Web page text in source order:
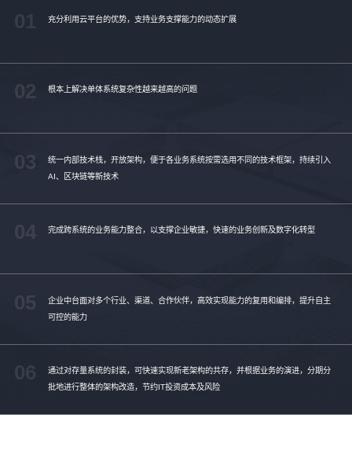
充分利用云平台的优势，支持业务支撑能力的动态扩展
根本上解决单体系统复杂性越来越高的问题
02
统一内部技术栈，开放架构，便于各业务系统按需选用不同的技术框架，持续引入
AI、区块链等新技术
03
完成跨系统的业务能力整合，以支撑企业敏捷，快速的业务创新及数字化转型
企业中台面对多个行业、渠道、合作伙伴，高效实现能力的复用和编排，提升自主
可控的能力
05
通过对存量系统的封装，可快速实现新老架构的共存，并根据业务的演进，分期分
批地进行整体的架构改造，节约IT投资成本及风险
06